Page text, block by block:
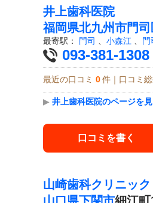
井上歯科医院
福岡県北九州市門司
最寄駅： 門司 小森江 門
093-381-1308
最近の口コミ 0 件｜口コミ
▶ 井上歯科医院のページを
口コミを書く
山崎歯科クリニック